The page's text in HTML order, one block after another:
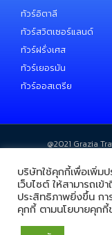
ทัวร์อิตาลี
ทัวร์สวิตเซอร์แลนด์
ทัวร์ฝรั่งเศส
ทัวร์เยอรมัน
ทัวร์ออสเตรีย
@2021 ​Grazia
บริษัทใช้คุกกี้เพื่อเพิ่ม
เว็บไซต์ ให้สามารถเข้
ประสิทธิภาพยิ่งขึ้น ก
คุกกี้ ตามนโยบายคุก